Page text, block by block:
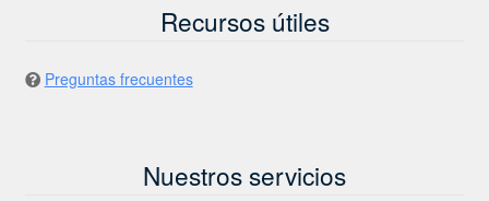
Recursos útiles
Preguntas frecuentes
Nuestros servicios